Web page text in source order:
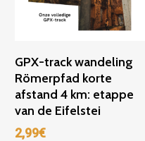
Ajouter Au Panier
GPX-track wandeling
Römerpfad korte
afstand 4 km: etappe
van de Eifelstei
2,99€